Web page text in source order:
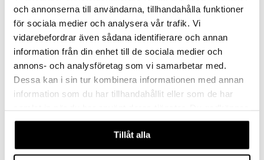
och annonserna till användarna, tillhandahålla funktioner
för sociala medier och analysera vår trafik. Vi
vidarebefordrar även sådana identifierare och annan
information från din enhet till de sociala medier och
annons- och analysföretag som vi samarbetar med.
Dessa kan i sin tur kombinera informationen med annan
information som du har tillhandahållit eller som de har
våra cookies vid fortsatt användande av vår webbplats.
Tillåt alla
sydämessä, joka ilmentää rakkauden monipuolista luonnetta – hellä
mutta aistillinen, herkkä mutta elinvoimainen, rehellinen mutta
päättäväinen. Tuoksun punaisen ruusun raikkaus syleilee mehukkaan
päärynän hellyyttä ja yhdessä ne vangitsevat rakkaustarinan
olemuksen, joka avautuu ja kukoistaa. Huumaavat valkoiset myskin
PUNAINEN PULLO - INTOHIMON JA RAKKAUDEN SYMBOLI
Punainen pullo symboloi rohkeaa ja intohimoista rakkaustarinaa. Se on
ilmaus ensirakkauden intensiivisestä tunteesta, ja sen koristeellinen
lumoavasta tuoksusta sen hienostuneeseen pakkaukseen, on
huolellisesti suunniteltu välittämään intohimon ja romantiikan
tunnetta.